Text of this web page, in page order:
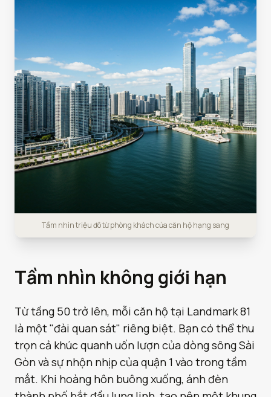
Tầm nhìn triệu đô từ phòng khách của căn hộ hạng sang
Tầm nhìn không giới hạn
Từ tầng 50 trở lên, mỗi căn hộ tại Landmark 81
là một "đài quan sát" riêng biệt. Bạn có thể thu
trọn cả khúc quanh uốn lượn của dòng sông Sài
Gòn và sự nhộn nhịp của quận 1 vào trong tầm
mắt. Khi hoàng hôn buông xuống, ánh đèn